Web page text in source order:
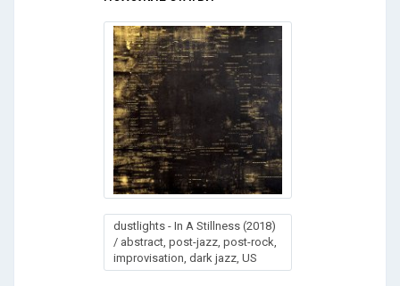
dustlights - In A Stillness (2018)
/ abstract, post-jazz, post-rock,
improvisation, dark jazz, US